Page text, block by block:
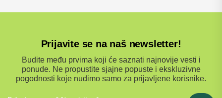
Prijavite se na naš newsletter!
Budite među prvima koji će saznati najnovije vesti i
ponude. Ne propustite sjajne popuste i ekskluzivne
pogodnosti koje nudimo samo za prijavljene korisnike.